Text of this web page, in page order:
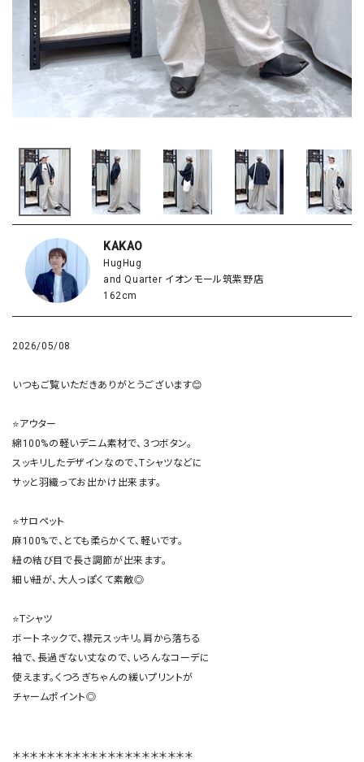
KAKAO
HugHug
and Quarter イオンモール筑紫野店
162cm
2026/05/08
いつもご覧いただきありがとうございます😊
⭐️アウター
綿100%の軽いデニム素材で、３つボタン。
スッキリしたデザインなので、Tシャツなどに
サッと羽織ってお出かけ出来ます。
⭐️サロペット
麻100%で、とても柔らかくて、軽いです。
紐の結び目で長さ調節が出来ます。
細い紐が、大人っぽくて素敵◎
⭐️Tシャツ
ボートネックで、襟元スッキリ。肩から落ちる
袖で、長過ぎない丈なので、いろんなコーデに
使えます。くつろぎちゃんの緩いプリントが
チャームポイント◎
＊＊＊＊＊＊＊＊＊＊＊＊＊＊＊＊＊＊＊＊＊